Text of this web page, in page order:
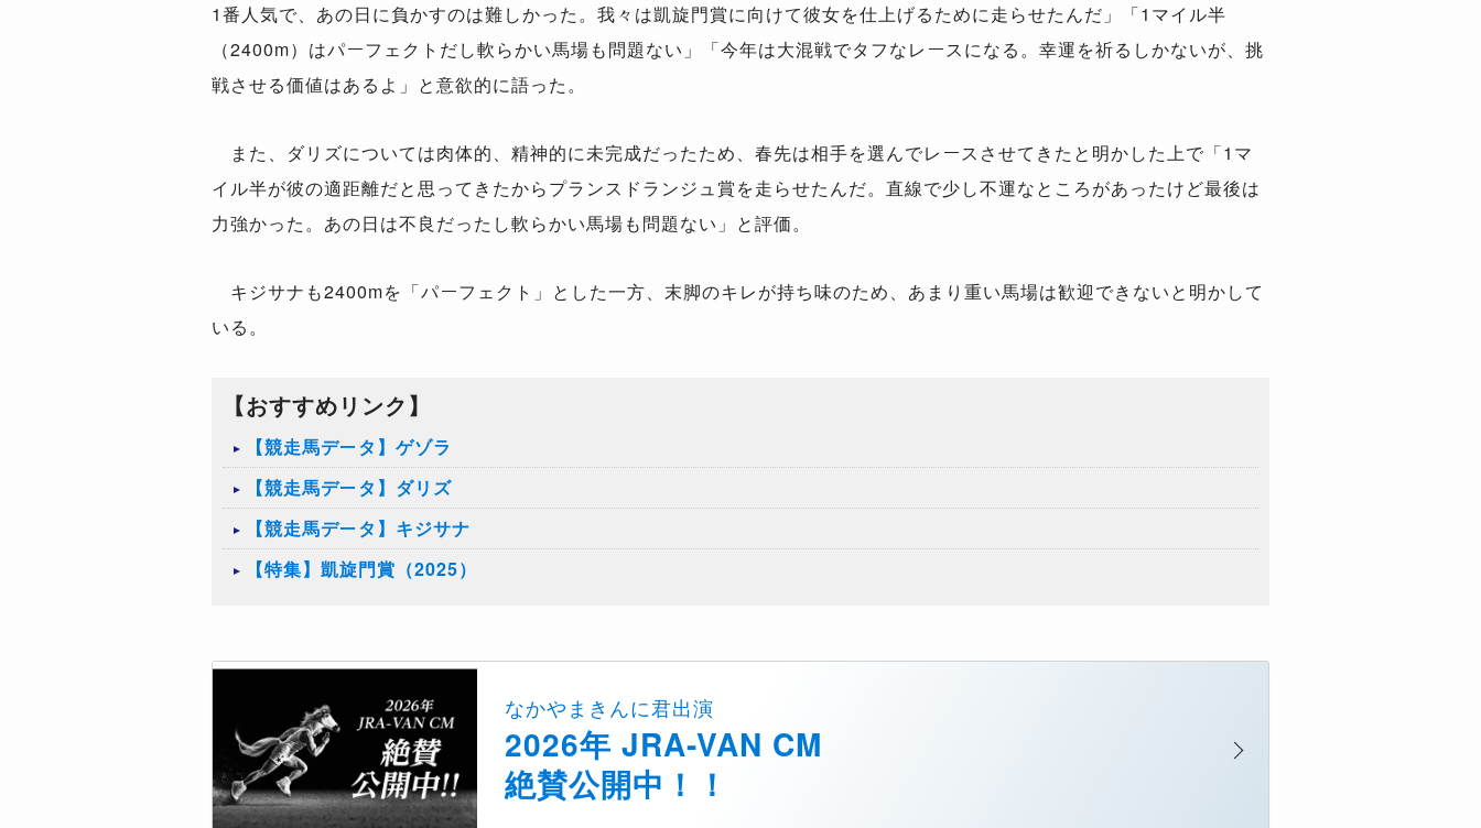
1番人気で、あの日に負かすのは難しかった。我々は凱旋門賞に向けて彼女を仕上げるために走らせたんだ」「1マイル半
（2400m）はパーフェクトだし軟らかい馬場も問題ない」「今年は大混戦でタフなレースになる。幸運を祈るしかないが、挑
戦させる価値はあるよ」と意欲的に語った。
また、ダリズについては肉体的、精神的に未完成だったため、春先は相手を選んでレースさせてきたと明かした上で「1マ
イル半が彼の適距離だと思ってきたからプランスドランジュ賞を走らせたんだ。直線で少し不運なところがあったけど最後は
力強かった。あの日は不良だったし軟らかい馬場も問題ない」と評価。
キジサナも2400mを「パーフェクト」とした一方、末脚のキレが持ち味のため、あまり重い馬場は歓迎できないと明かして
いる。
【おすすめリンク】
【競走馬データ】ゲゾラ
【競走馬データ】ダリズ
【競走馬データ】キジサナ
【特集】凱旋門賞（2025）
なかやまきんに君出演
2026年 JRA-VAN CM
絶賛公開中！！